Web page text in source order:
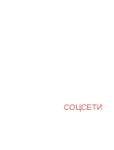
СОЦСЕТИ